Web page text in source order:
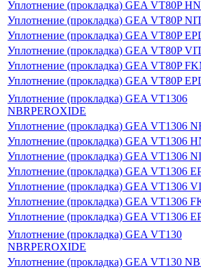
Уплотнение (прокладка) GEA VT80P
Уплотнение (прокладка) GEA VT80P
Уплотнение (прокладка) GEA VT80P
Уплотнение (прокладка) GEA VT80P
Уплотнение (прокладка) GEA VT80P
Уплотнение (прокладка) GEA VT80P
Уплотнение (прокладка) GEA VT1306
NBRPEROXIDE
Уплотнение (прокладка) GEA VT1306
Уплотнение (прокладка) GEA VT1306
Уплотнение (прокладка) GEA VT1306
Уплотнение (прокладка) GEA VT1306
Уплотнение (прокладка) GEA VT1306
Уплотнение (прокладка) GEA VT1306
Уплотнение (прокладка) GEA VT1306
Уплотнение (прокладка) GEA VT130
NBRPEROXIDE
Уплотнение (прокладка) GEA VT130